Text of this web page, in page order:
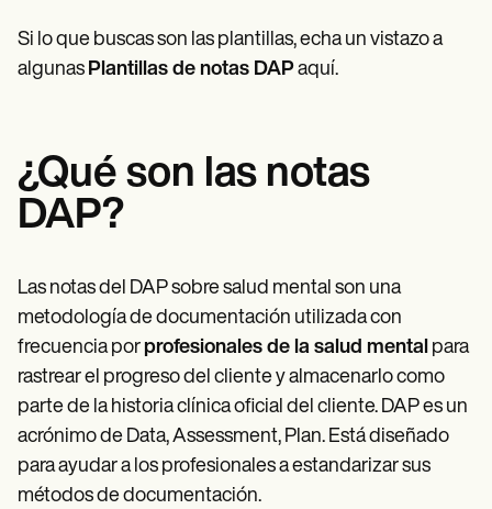
Si lo que buscas son las plantillas, echa un vistazo a
algunas Plantillas de notas DAPaquí.
¿Qué son las notas
DAP?
Las notas del DAP sobre salud mental son una
metodología de documentación utilizada con
frecuencia por profesionales de la salud mental para
rastrear el progreso del cliente y almacenarlo como
parte de la historia clínica oficial del cliente. DAP es un
acrónimo de Data, Assessment, Plan. Está diseñado
para ayudar a los profesionales a estandarizar sus
métodos de documentación.